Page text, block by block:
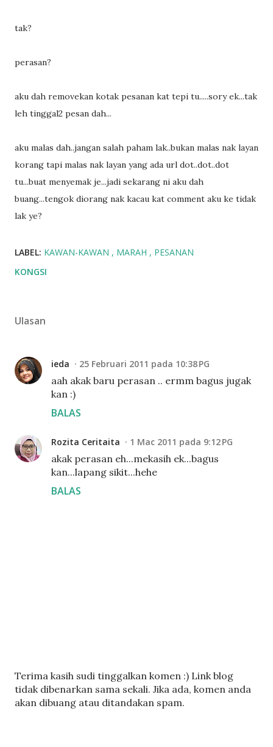
tak?
perasan?
aku dah removekan kotak pesanan kat tepi tu.....sory ek...tak
leh tinggal2 pesan dah...
aku malas dah..jangan salah paham lak..bukan malas nak layan
korang tapi malas nak layan yang ada url dot..dot..dot
tu...buat menyemak je...jadi sekarang ni aku dah
buang...tengok diorang nak kacau kat comment aku ke tidak
lak ye?
LABEL: KAWAN-KAWAN MARAH
PESANAN
KONGSI
Ulasan
ieda 25 Februari 2011 pada 10:38 PG
aah akak baru perasan .. ermm bagus jugak
kan :)
BALAS
Rozita Ceritaita 1 Mac 2011 pada 9:12 PG
akak perasan eh...mekasih ek...bagus
kan...lapang sikit...hehe
BALAS
C
a
t
Terima kasih sudi tinggalkan komen :) Link blog
tidak dibenarkan sama sekali. Jika ada, komen anda
akan dibuang atau ditandakan spam.